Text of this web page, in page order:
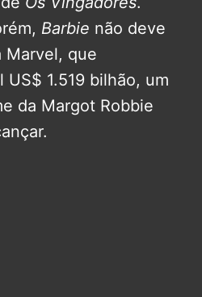
Barbie não deve
Marvel, que
1.519 bilhão, um
da Margot Robbie